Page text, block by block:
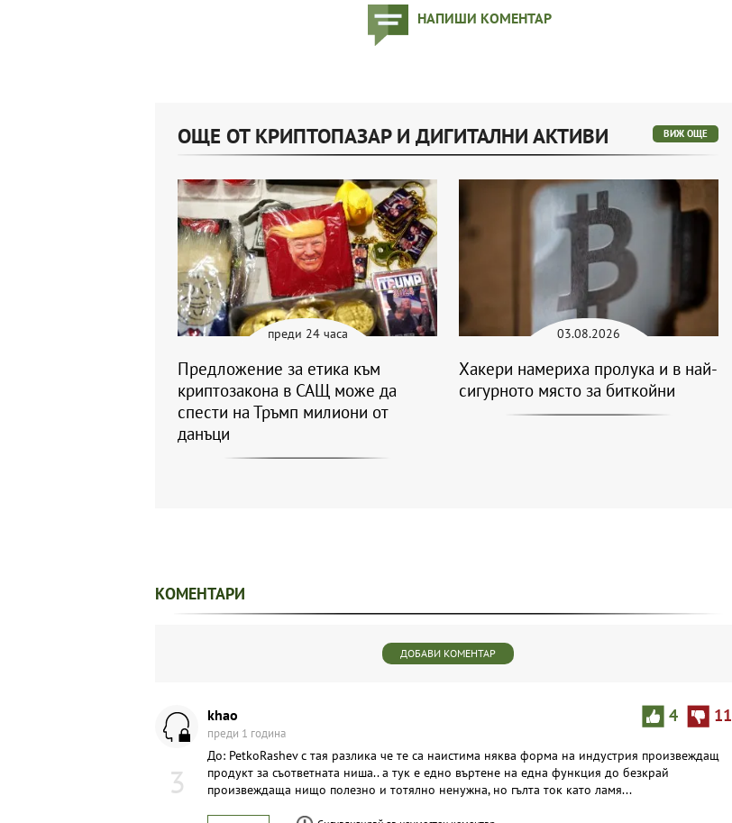
НАПИШИ КОМЕНТАР
ОЩЕ ОТ КРИПТОПАЗАР И ДИГИТАЛНИ АКТИВИ ВИЖ ОЩЕ
преди 24 часа
Предложение за етика към
криптозакона в САЩ може да
спести на Тръмп милиони от
данъци
03.08.2026
Хакери намериха пролука и в най-
сигурното място за биткойни
КОМЕНТАРИ
ДОБАВИ КОМЕНТАР
3
4 11
khao
преди 1 година
До: PetkoRashev с тая разлика че те са наистима няква форма на индустрия произвеждащ
продукт за съответната ниша.. а тук е едно въртене на една функция до безкрай
произвеждаща нищо полезно и тотялно ненужна, но гълта ток като ламя...